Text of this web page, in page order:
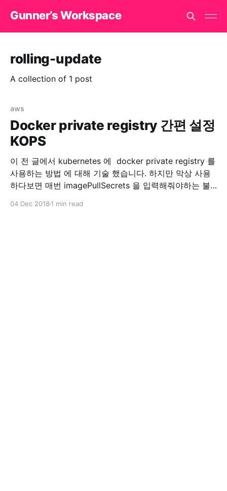
Gunner’s Workspace
rolling-update
A collection of 1 post
aws
Docker private registry 간편 설정
KOPS
이 전 글에서 kubernetes 에 docker private registry 를
사용하는 방법 에 대해 기술 했습니다. 하지만 막상 사용
하다보면 매번 imagePullSecrets 을 입력해줘야하는 불
04 Dec 2018 1 min read